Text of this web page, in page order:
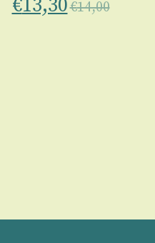
€13,30€14,00